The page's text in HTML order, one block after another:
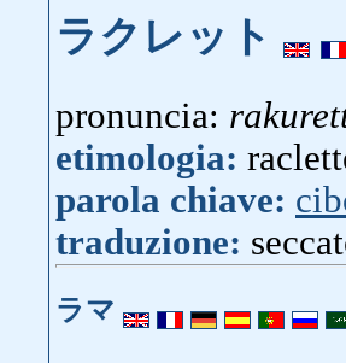
ラクレット
pronuncia:
etimologia:
parola chiave:
traduzione:
ラマ